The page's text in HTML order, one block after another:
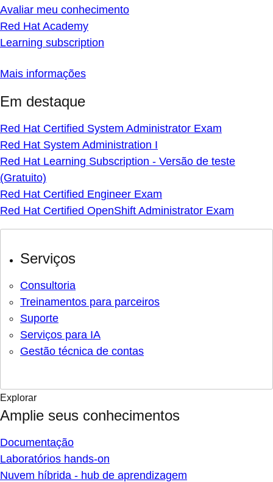
Avaliar meu conhecimento
Red Hat Academy
Learning subscription
Mais informações
Em destaque
Red Hat Certified System Administrator Exam
Red Hat System Administration I
Red Hat Learning Subscription - Versão de teste
(Gratuito)
Red Hat Certified Engineer Exam
Red Hat Certified OpenShift Administrator Exam
Serviços
Consultoria
Treinamentos para parceiros
Suporte
Serviços para IA
Gestão técnica de contas
Explorar
Amplie seus conhecimentos
Documentação
Laboratórios hands-on
Nuvem híbrida - hub de aprendizagem